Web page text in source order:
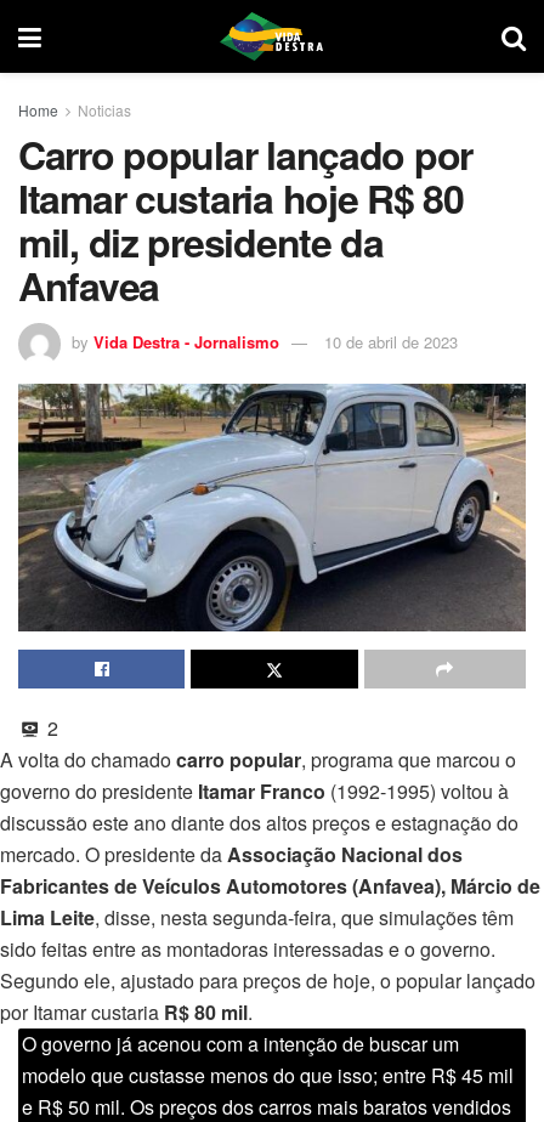
Home Noticias
Carro popular lançado por
Itamar custaria hoje R$ 80
mil, diz presidente da
Anfavea
by Vida Destra - Jornalismo 10 de abril de 2023
2
A volta do chamadocarro popular, programa que marcou o
governo do presidente Itamar Franco (1992-1995) voltou à
discussão este ano diante dos altos preços e estagnação do
mercado. O presidente daAssociação Nacional dos
Fabricantes de Veículos Automotores (Anfavea), Márcio de
Lima Leite, disse, nesta segunda-feira, que simulações têm
sido feitas entre as montadoras interessadas e o governo.
Segundo ele, ajustado para preços de hoje, o popular lançado
por Itamar custaria R$ 80 mil.
O governo já acenou com a intenção de buscar um
modelo que custasse menos do que isso; entre R$ 45 mil
e R$ 50 mil. Os preços dos carros mais baratos vendidos